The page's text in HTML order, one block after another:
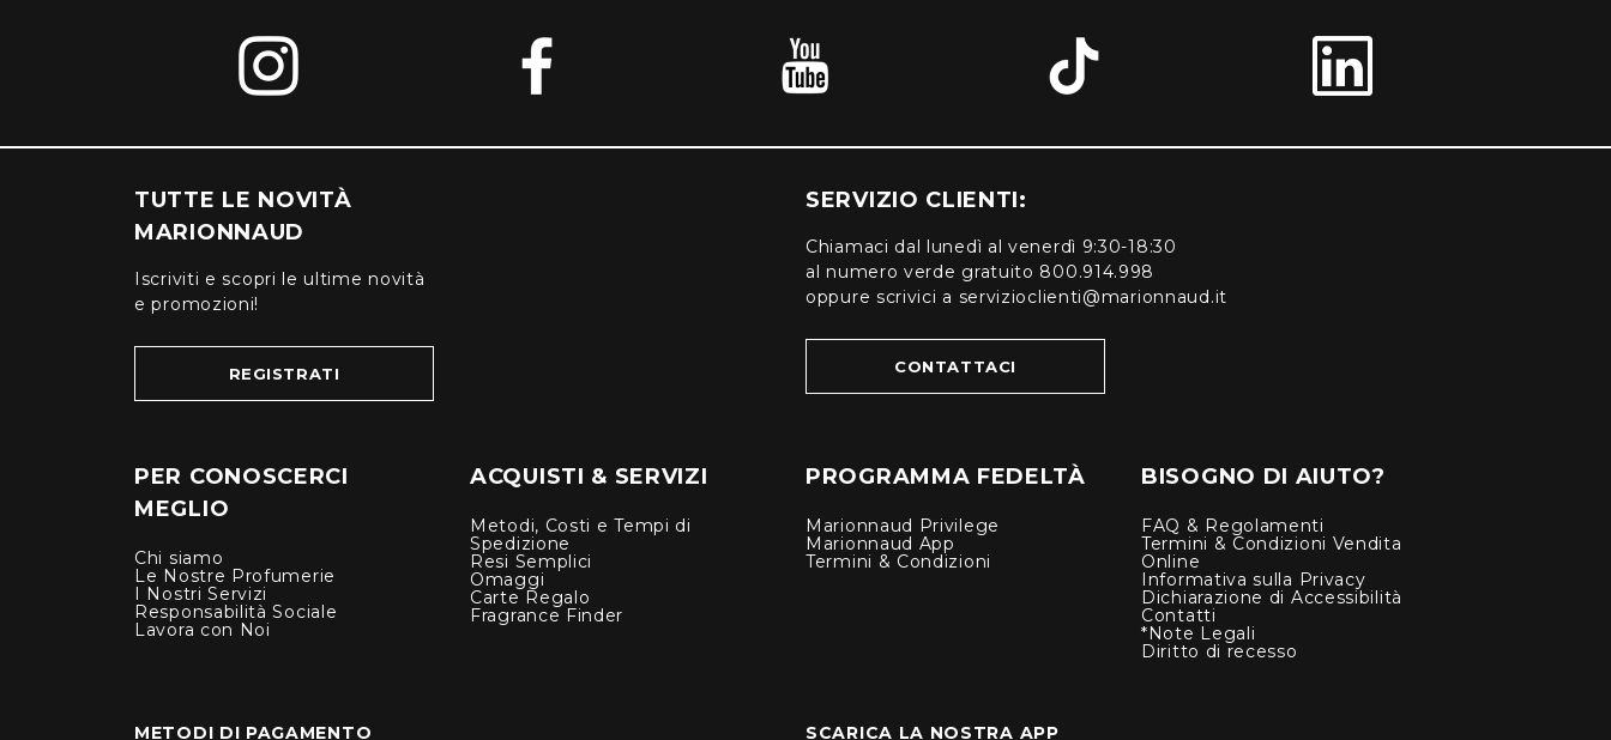
TUTTE LE NOVITÀ
MARIONNAUD
Iscriviti e scopri le ultime novità
e promozioni!
REGISTRATI
SERVIZIO CLIENTI:
Chiamaci dal lunedì al venerdì 9:30-18:30
al numero verde gratuito 800.914.998
oppure scrivici a servizioclienti@marionnaud.it
CONTATTACI
PER CONOSCERCI
MEGLIO
Chi siamo
Le Nostre Profumerie
I Nostri Servizi
Responsabilità Sociale
Lavora con Noi
ACQUISTI & SERVIZI
Metodi, Costi e Tempi di
Spedizione
Resi Semplici
Omaggi
Carte Regalo
Fragrance Finder
PROGRAMMA FEDELTÀ
Marionnaud Privilege
Marionnaud App
Termini & Condizioni
BISOGNO DI AIUTO?
FAQ & Regolamenti
Termini & Condizioni Vendita
Online
Informativa sulla Privacy
Dichiarazione di Accessibilità
Contatti
*Note Legali
Diritto di recesso
METODI DI PAGAMENTO SCARICA LA NOSTRA APP